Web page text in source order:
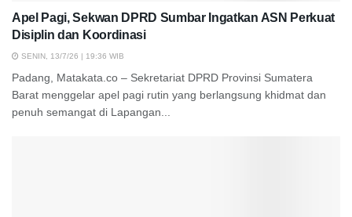
Apel Pagi, Sekwan DPRD Sumbar Ingatkan ASN Perkuat
Disiplin dan Koordinasi
SENIN, 13/7/26 | 19:36 WIB
Padang, Matakata.co – Sekretariat DPRD Provinsi Sumatera
Barat menggelar apel pagi rutin yang berlangsung khidmat dan
penuh semangat di Lapangan...